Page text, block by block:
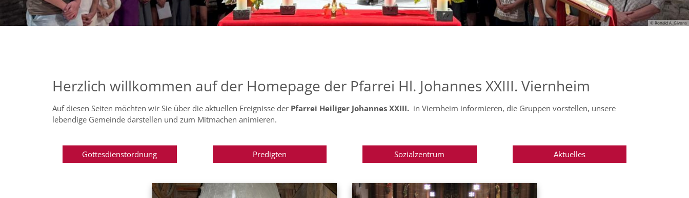
© Ronald A. Givens
Herzlich willkommen auf der Homepage der Pfarrei Hl. Johannes XXIII. Viernheim
Auf diesen Seiten möchten wir Sie über die aktuellen Ereignisse der Pfarrei Heiliger Johannes XXIII. in Viernheim informieren, die Gruppen vorstellen, unsere
lebendige Gemeinde darstellen und zum Mitmachen animieren.
Gottesdienstordnung Predigten Sozialzentrum Aktuelles